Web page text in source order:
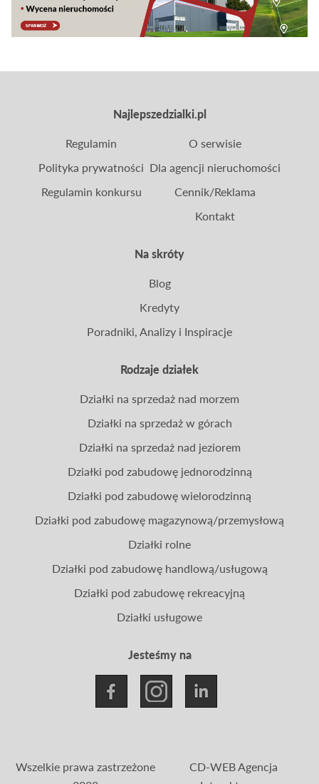
Najlepszedzialki.pl
Na skróty
Rodzaje działek
Jesteśmy na
Regulamin
Polityka prywatności
Regulamin konkursu
O serwisie
Dla agencji nieruchomości
Cennik/Reklama
Kontakt
Blog
Kredyty
Poradniki, Analizy i Inspiracje
Działki na sprzedaż nad morzem
Działki na sprzedaż w górach
Działki na sprzedaż nad jeziorem
Działki pod zabudowę jednorodzinną
Działki pod zabudowę wielorodzinną
Działki pod zabudowę magazynową/przemysłową
Działki rolne
Działki pod zabudowę handlową/usługową
Działki pod zabudowę rekreacyjną
Działki usługowe
Wszelkie prawa zastrzeżone
CD-WEB Agencja